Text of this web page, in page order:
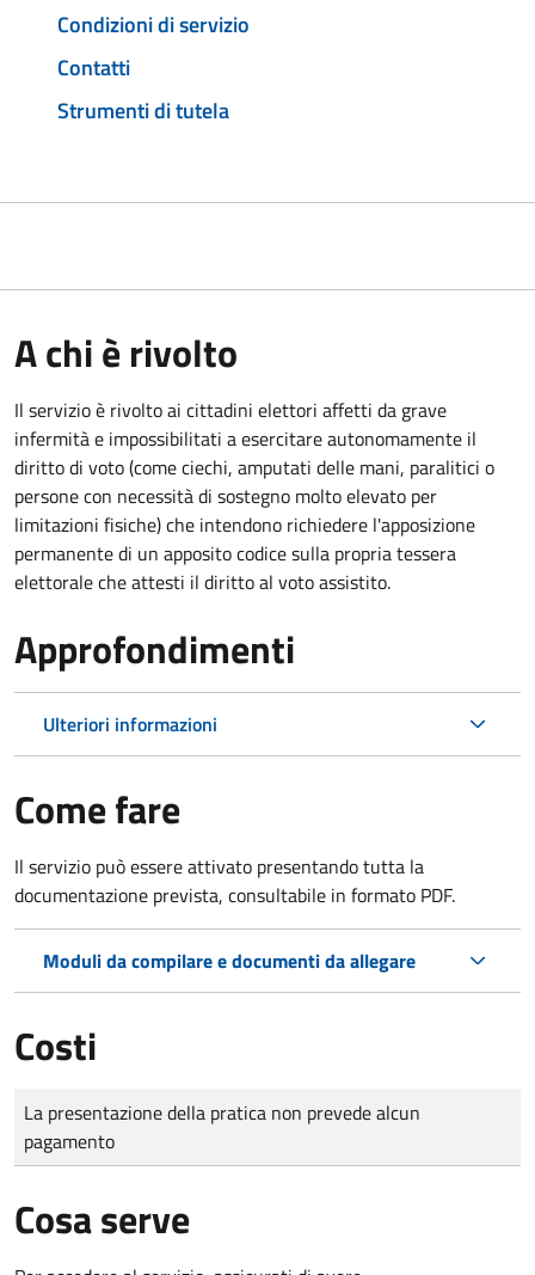
Condizioni di servizio
Contatti
Strumenti di tutela
A chi è rivolto
Il servizio è rivolto ai cittadini elettori affetti da grave
infermità e impossibilitati a esercitare autonomamente il
diritto di voto (come ciechi, amputati delle mani, paralitici o
persone con necessità di sostegno molto elevato per
limitazioni fisiche) che intendono richiedere l'apposizione
permanente di un apposito codice sulla propria tessera
elettorale che attesti il diritto al voto assistito.
Approfondimenti
Ulteriori informazioni
Come fare
Il servizio può essere attivato presentando tutta la
documentazione prevista, consultabile in formato PDF.
Moduli da compilare e documenti da allegare
Costi
Tipo di pagamento
Importo
La presentazione della pratica non prevede alcun
pagamento
Cosa serve